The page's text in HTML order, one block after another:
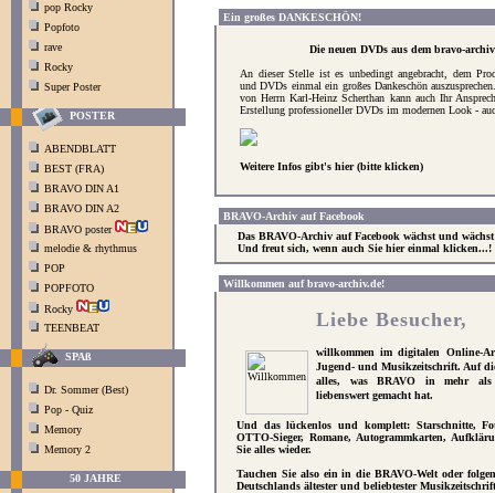
pop Rocky
Popfoto
rave
Rocky
Super Poster
POSTER
ABENDBLATT
BEST (FRA)
BRAVO DIN A1
BRAVO DIN A2
BRAVO poster
melodie & rhythmus
POP
POPFOTO
Rocky
TEENBEAT
SPAß
Dr. Sommer (Best)
Pop - Quiz
Memory
Memory 2
50 JAHRE
Ein großes DANKESCHÖN!
Die neuen DVDs aus dem bravo-
An dieser Stelle ist es unbedingt angebracht, dem
und DVDs einmal ein großes Dankeschön
von Herrn Karl-Heinz Scherthan kann auch Ihr
Erstellung professioneller DVDs im modernen Look -
Weitere Infos gibt's hier (bitte klicken)
BRAVO-Archiv auf Facebook
Das BRAVO-Archiv auf Facebook wächst und
Und freut sich, wenn auch Sie hier einmal klicken...!
Willkommen auf bravo-archiv.de!
Liebe Besucher,
willkommen im digitalen Online-
Jugend- und Musikzeitschrift. Auf
alles, was BRAVO in mehr
liebenswert gemacht hat.
Und das lückenlos und komplett: Starschnitte,
OTTO-Sieger, Romane, Autogrammkarten,
Sie alles wieder.
Tauchen Sie also ein in die BRAVO-Welt oder
Deutschlands ältester und beliebtester